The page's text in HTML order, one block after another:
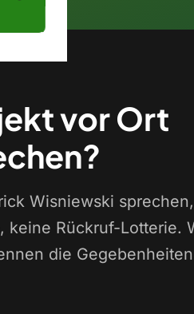
vor Ort
Wisniewski
keine Rückruf-Lotterie.
die